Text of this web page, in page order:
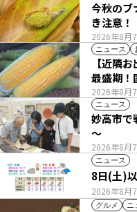
2026年8月
今秋のブナは
き注意！
ニュース
2026年8月
【近隣
最盛期！
い列
ニュース
2026年8月
妙高市で
～
ニュース
2026年8月
グルメ ニ